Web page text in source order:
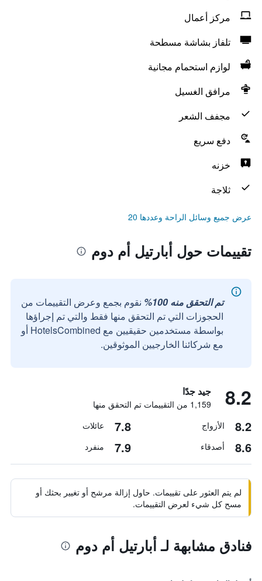
مركز أعمال
تلفاز بشاشة مسطحة
لوازم استحمام مجانية
مرافق الغسيل
مجفف الشعر
دفع سريع
خزنه
ثلاجة
عرض جميع وسائل الراحة وعددها 20
تقييمات حول أبارتيل أم دوم
تم التحقق منه 100%
نقوم بجمع وعرض التقييمات من
الحجوزات التي تم التحقق منها فقط والتي تم إجراؤها
بواسطة مستخدمين حقيقيين مع HotelsCombined أو
مع شركائنا الخارجيين الموثوقين.
8.2 جيد جدًا
1,159 من التقييمات تم التحقق منها
8.2 الأزواج 7.8 عائلات
8.6 أصدقاء 7.9 منفرد
لم يتم العثور على تقييمات. حاول إزالة مرشح أو تغيير بحثك أو
مسح كل شيء لعرض التقييمات.
فنادق مشابهة لـ أبارتيل أم دوم